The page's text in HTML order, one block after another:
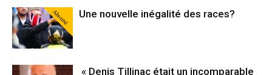
Abonné Une nouvelle inégalité des races?
« Denis Tillinac était un incomparable